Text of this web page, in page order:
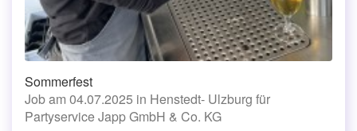
Sommerfest
Job am 04.07.2025 in Henstedt- Ulzburg für
Partyservice Japp GmbH & Co. KG